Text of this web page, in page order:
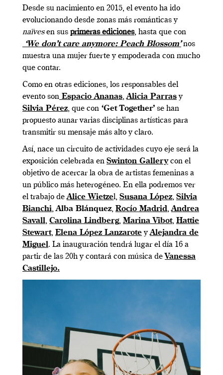
Desde su nacimiento en 2015, el evento ha ido
evolucionando desde zonas más románticas y
naïvesen sus primeras ediciones, hasta que con
‘We don’t care anymore: Peach Blossom’nos
muestra una mujer fuerte y empoderada con mucho
que contar.
Como en otras ediciones, los responsables del
evento son Espacio Ananas,Alicia Parrasy
Silvia Pérez, que con ‘Get Together’ se han
propuesto aunar varias disciplinas artísticas para
transmitir su mensaje más alto y claro.
Así, nace un circuito de actividades cuyo eje será la
exposición celebrada en Swinton Gallerycon el
objetivo de acercar la obra de artistas femeninas a
un público más heterogéneo. En ella podremos ver
el trabajo deAlice Wietzel, Susana López, Silvia
Bianchi,Alba Blánquez, Rocío Madrid,Andrea
Savall, Carolina Lindberg, Marina Vibot, Hattie
Stewart, Elena López LanzaroteyAlejandra de
Miguel. La inauguración tendrá lugar el día 16 a
partir de las 20h y contará con música de Vanessa
Castillejo.